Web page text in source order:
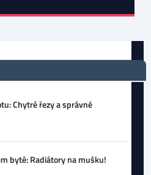
Chytré řezy a správné
bytě: Radiátory na mušku!